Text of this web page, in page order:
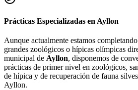
Prácticas Especializadas en Ayllon
Aunque actualmente estamos
grandes zoológicos o hípicas olímpicas
municipal de Ayllon, disponemos de
prácticas de primer nivel en zoológicos,
de hípica y de recuperación de fauna
Ayllon.